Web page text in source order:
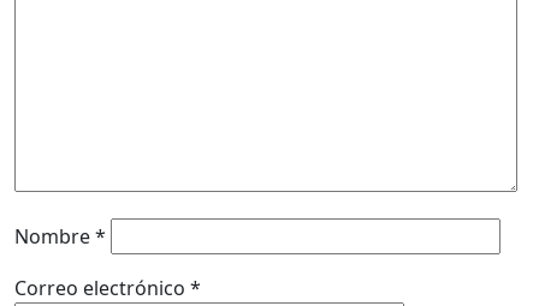
Nombre*
Correo electrónico *